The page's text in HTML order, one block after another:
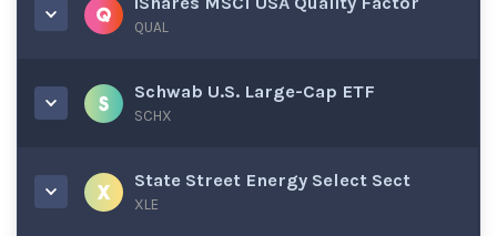
QUAL
Schwab U.S. Large-Cap ETF
SCHX
State Street Energy Select Sect
XLE